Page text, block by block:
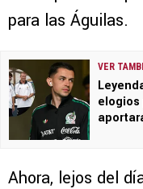
para las Águilas.
VER
elogios
Ahora, lejos del